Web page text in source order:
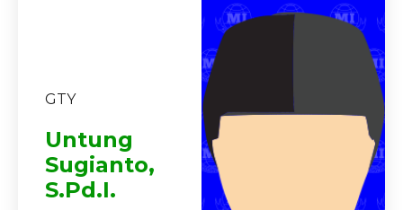
GTY
Untung
Sugianto,
S.Pd.I.